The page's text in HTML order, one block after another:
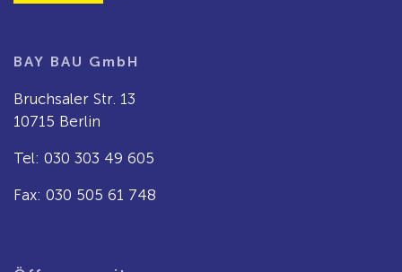
BAY BAU GmbH
Bruchsaler Str. 13
10715 Berlin
Tel: 030 303 49 605
Fax: 030 505 61 748